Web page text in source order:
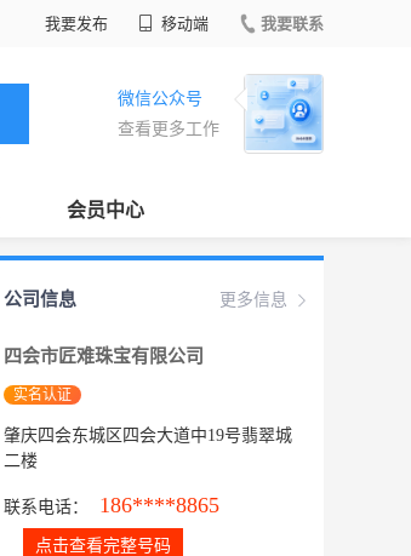
我要发布 移动端 我要联系
微信公众号
查看更多工作
会员中心
更多信息
公司信息
四会市匠难珠宝有限公司
实名认证
肇庆四会东城区四会大道中19号翡翠城
二楼
联系电话： 186****8865
点击查看完整号码